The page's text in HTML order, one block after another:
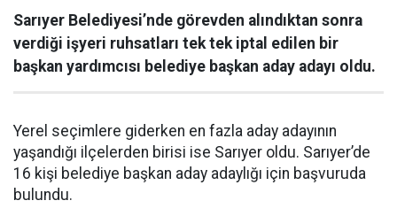
Sarıyer Belediyesi’nde görevden alındıktan sonra
verdiği işyeri ruhsatları tek tek iptal edilen bir
başkan yardımcısı belediye başkan aday adayı oldu.
Yerel seçimlere giderken en fazla aday adayının
yaşandığı ilçelerden birisi ise Sarıyer oldu. Sarıyer’de
16 kişi belediye başkan aday adaylığı için başvuruda
bulundu.